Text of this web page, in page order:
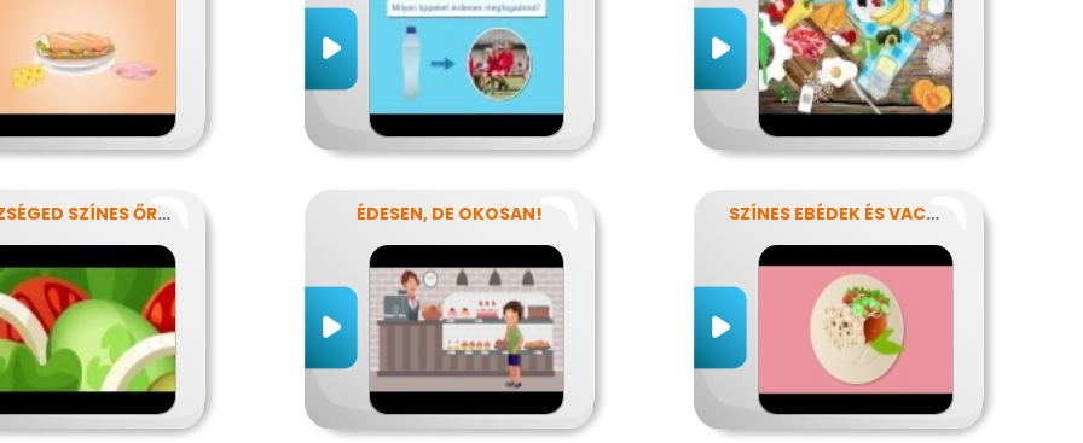
EGÉSZSÉGED SZÍNES ŐRZŐI ÉDESEN, DE OKOSAN! SZÍNES EBÉDEK ÉS VACSORÁK